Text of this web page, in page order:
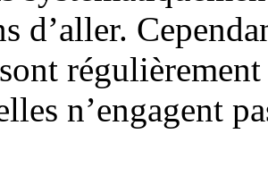
d’aller.
sont
n’engagent